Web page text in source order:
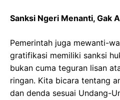
Sanksi Ngeri Menanti, Gak
Pemerintah juga mewanti-
gratifikasi memiliki sanksi
bukan cuma teguran lisan
ringan. Kita bicara tentang
dan denda sesuai Undang-